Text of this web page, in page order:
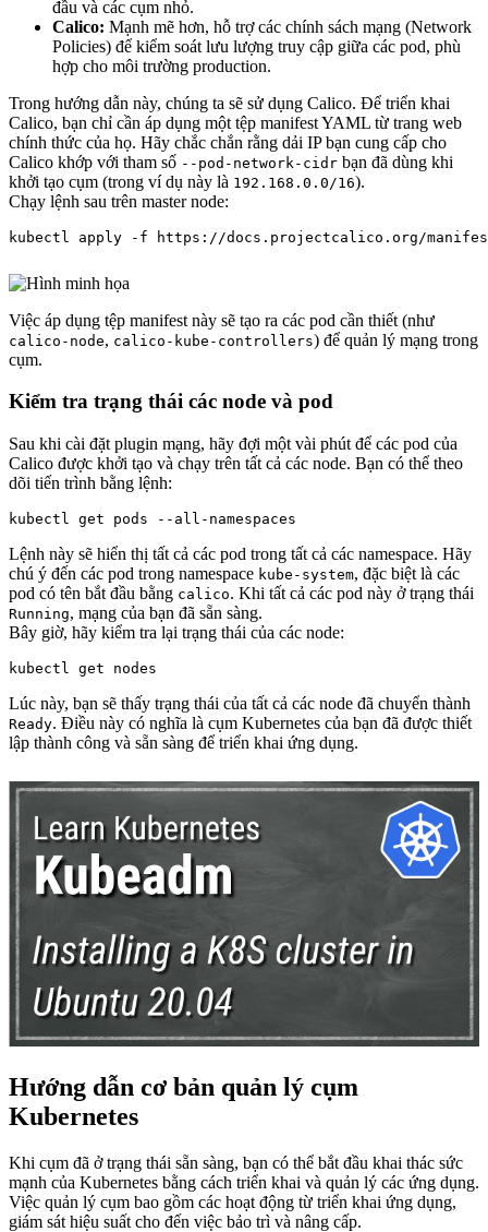
đầu và các cụm nhỏ.
Calico: Mạnh mẽ hơn, hỗ trợ các chính sách mạng (Network
Policies) để kiểm soát lưu lượng truy cập giữa các pod, phù
hợp cho môi trường production.
Trong hướng dẫn này, chúng ta sẽ sử dụng Calico. Để triển khai
Calico, bạn chỉ cần áp dụng một tệp manifest YAML từ trang web
chính thức của họ. Hãy chắc chắn rằng dải IP bạn cung cấp cho
Calico khớp với tham số --pod-network-cidr bạn đã dùng khi
khởi tạo cụm (trong ví dụ này là 192.168.0.0/16).
Chạy lệnh sau trên master node:
Việc áp dụng tệp manifest này sẽ tạo ra các pod cần thiết (như
calico-node, calico-kube-controllers) để quản lý mạng trong
cụm.
Kiểm tra trạng thái các node và pod
Sau khi cài đặt plugin mạng, hãy đợi một vài phút để các pod của
Calico được khởi tạo và chạy trên tất cả các node. Bạn có thể theo
dõi tiến trình bằng lệnh:
Lệnh này sẽ hiển thị tất cả các pod trong tất cả các namespace. Hãy
chú ý đến các pod trong namespace kube-system, đặc biệt là các
pod có tên bắt đầu bằng calico. Khi tất cả các pod này ở trạng thái
Running, mạng của bạn đã sẵn sàng.
Bây giờ, hãy kiểm tra lại trạng thái của các node:
Lúc này, bạn sẽ thấy trạng thái của tất cả các node đã chuyển thành
Ready. Điều này có nghĩa là cụm Kubernetes của bạn đã được thiết
lập thành công và sẵn sàng để triển khai ứng dụng.
Hướng dẫn cơ bản quản lý cụm
Kubernetes
Khi cụm đã ở trạng thái sẵn sàng, bạn có thể bắt đầu khai thác sức
mạnh của Kubernetes bằng cách triển khai và quản lý các ứng dụng.
Việc quản lý cụm bao gồm các hoạt động từ triển khai ứng dụng,
giám sát hiệu suất cho đến việc bảo trì và nâng cấp.